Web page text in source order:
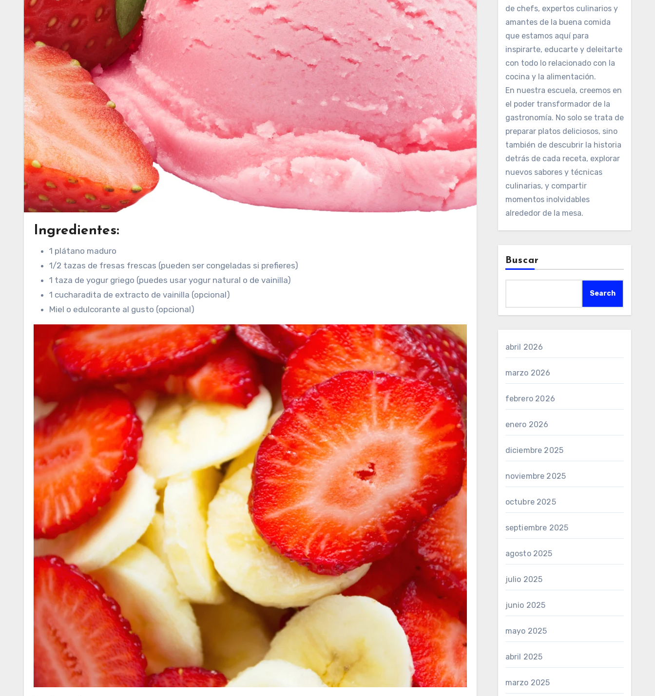
Ingredientes:
1 plátano maduro
1/2 tazas de fresas frescas (pueden ser congeladas si prefieres)
1 taza de yogur griego (puedes usar yogur natural o de vainilla)
1 cucharadita de extracto de vainilla (opcional)
Miel o edulcorante al gusto (opcional)
de chefs, expertos culinarios y
amantes de la buena comida
que estamos aquí para
inspirarte, educarte y deleitarte
con todo lo relacionado con la
cocina y la alimentación.
En nuestra escuela, creemos en
el poder transformador de la
gastronomía. No solo se trata de
preparar platos deliciosos, sino
también de descubrir la historia
detrás de cada receta, explorar
nuevos sabores y técnicas
culinarias, y compartir
momentos inolvidables
alrededor de la mesa.
Buscar
Search
abril 2026
marzo 2026
febrero 2026
enero 2026
diciembre 2025
noviembre 2025
octubre 2025
septiembre 2025
agosto 2025
julio 2025
junio 2025
mayo 2025
abril 2025
marzo 2025